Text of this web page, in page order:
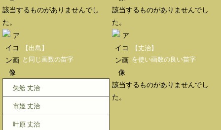
該当するものがありませんでし
た。
該当するものがありませんでし
た。
【出島】
と同じ画数の苗字
矢舩 丈治
市姫 丈治
叶原 丈治
【丈治】
を使い画数の良い苗字
該当するものがありませんでし
た。